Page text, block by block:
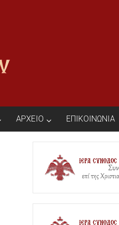
ΑΡΧΕΙΟ ΕΠΙΚΟΙΝΩΝΙΑ